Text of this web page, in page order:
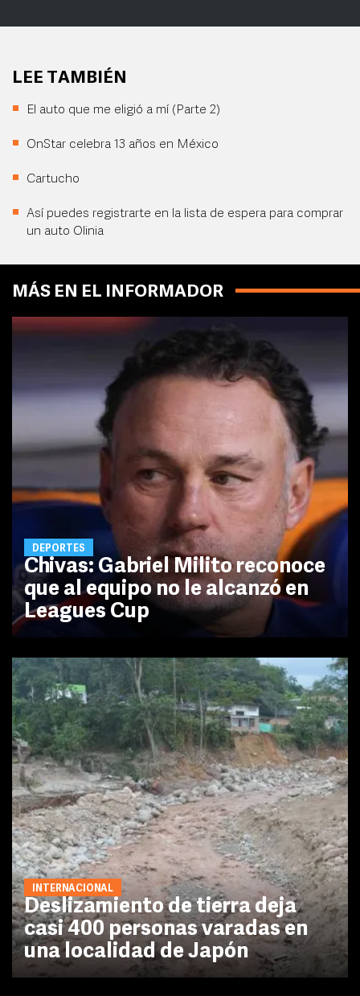
LEE TAMBIÉN
El auto que me eligió a mí (Parte 2)
OnStar celebra 13 años en México
Cartucho
Así puedes registrarte en la lista de espera para comprar
un auto Olinia
MÁS EN EL INFORMADOR
DEPORTES
Chivas: Gabriel Milito reconoce
que al equipo no le alcanzó en
Leagues Cup
INTERNACIONAL
Deslizamiento de tierra deja
casi 400 personas varadas en
una localidad de Japón